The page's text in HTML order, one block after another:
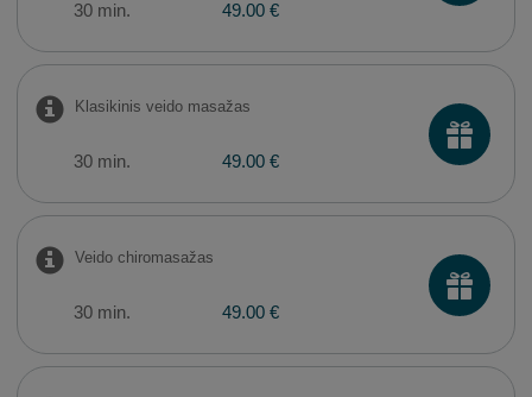
30 min. 49.00 €
Klasikinis veido masažas
30 min. 49.00 €
Veido chiromasažas
30 min. 49.00 €